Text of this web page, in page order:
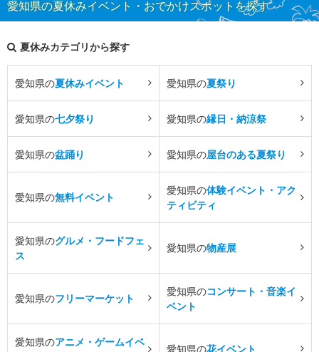
愛知県の夏休みイベント・おでかけスポットを探す
夏休みカテゴリから探す
愛知県の夏休みイベント 愛知県の夏祭り
愛知県の七夕祭り 愛知県の縁日・納涼祭
愛知県の盆踊り 愛知県の屋台のある夏祭り
愛知県の無料イベント
愛知県の体験イベント・アク
ティビティ
愛知県のグルメ・フードフェ
ス
愛知県の物産展
愛知県のフリーマーケット
愛知県のコンサート・音楽イ
ベント
愛知県のアニメ・ゲームイベ
愛知県の花イベント